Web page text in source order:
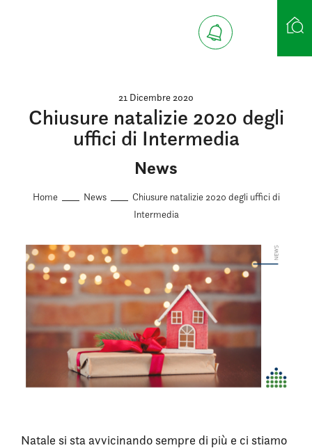
21 Dicembre 2020
Chiusure natalizie 2020 degli
uffici di Intermedia
News
Home News
Chiusure natalizie 2020 degli uffici di
Intermedia
Natale si sta avvicinando sempre di più e ci stiamo